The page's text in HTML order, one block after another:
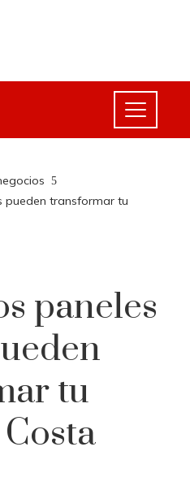
pueden transformar tu
paneles
tu